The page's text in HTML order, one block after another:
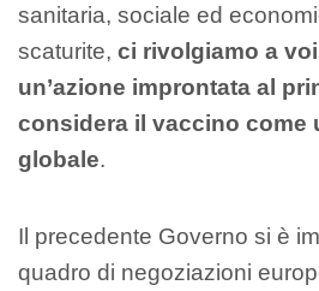
sanitaria, sociale ed
scaturite, ci rivolgiamo a
un’azione improntata al
considera il vaccino come
globale.
Il precedente Governo si è
quadro di negoziazioni